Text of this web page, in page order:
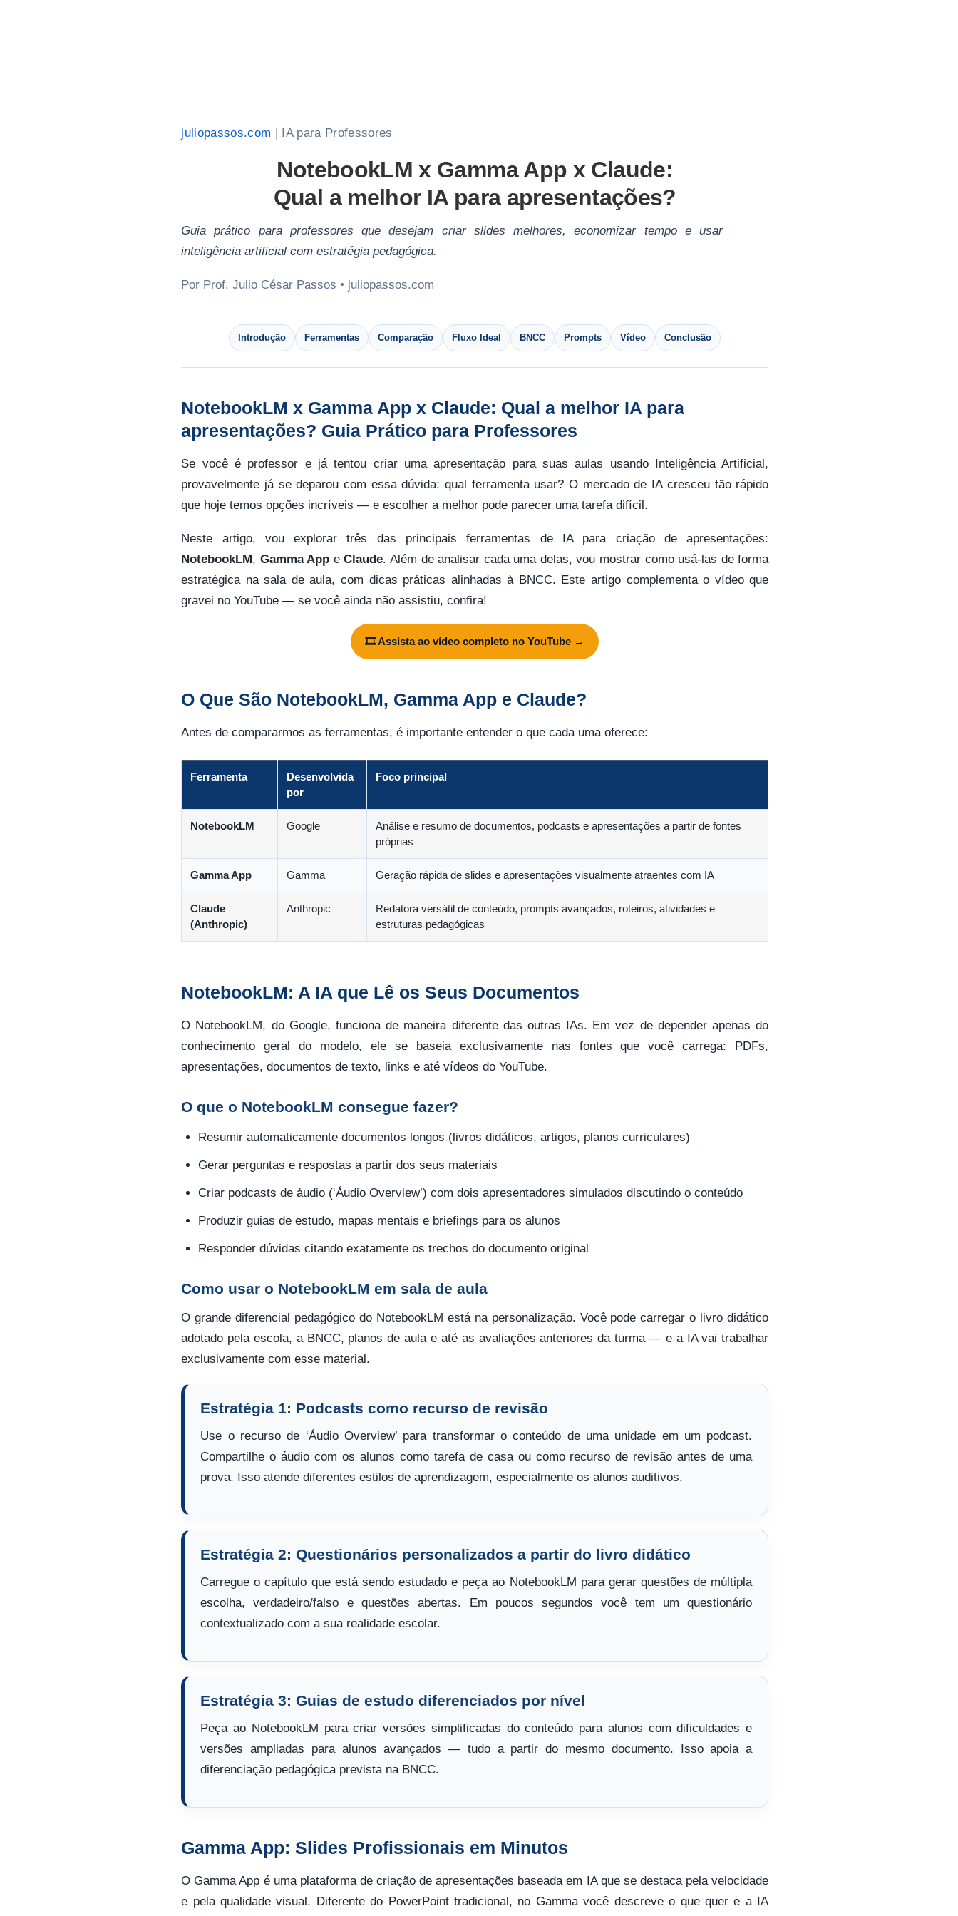
juliopassos.com | IA para Professores
NotebookLM x Gamma App x Claude:
Qual a melhor IA para apresentações?
Guia prático para professores que desejam criar slides melhores, economizar tempo e usar
inteligência artificial com estratégia pedagógica.
Por Prof. Julio César Passos • juliopassos.com
Introdução Ferramentas Comparação Fluxo Ideal BNCC Prompts Vídeo Conclusão
NotebookLM x Gamma App x Claude: Qual a melhor IA para
apresentações? Guia Prático para Professores
Se você é professor e já tentou criar uma apresentação para suas aulas usando Inteligência Artificial,
provavelmente já se deparou com essa dúvida: qual ferramenta usar? O mercado de IA cresceu tão rápido
que hoje temos opções incríveis — e escolher a melhor pode parecer uma tarefa difícil.
Neste artigo, vou explorar três das principais ferramentas de IA para criação de apresentações:
NotebookLM, Gamma App eClaude. Além de analisar cada uma delas, vou mostrar como usá-las de forma
estratégica na sala de aula, com dicas práticas alinhadas à BNCC. Este artigo complementa o vídeo que
gravei no YouTube — se você ainda não assistiu, confira!
🎞️ Assista ao vídeo completo no YouTube →
O Que São NotebookLM, Gamma App e Claude?
Antes de compararmos as ferramentas, é importante entender o que cada uma oferece:
Ferramenta
Desenvolvida
por
Foco principal
NotebookLM Google
Análise e resumo de documentos, podcasts e apresentações a partir de fontes
próprias
Gamma App Gamma Geração rápida de slides e apresentações visualmente atraentes com IA
Claude
(Anthropic)
Anthropic
Redatora versátil de conteúdo, prompts avançados, roteiros, atividades e
estruturas pedagógicas
NotebookLM: A IA que Lê os Seus Documentos
O NotebookLM, do Google, funciona de maneira diferente das outras IAs. Em vez de depender apenas do
conhecimento geral do modelo, ele se baseia exclusivamente nas fontes que você carrega: PDFs,
apresentações, documentos de texto, links e até vídeos do YouTube.
O que o NotebookLM consegue fazer?
Resumir automaticamente documentos longos (livros didáticos, artigos, planos curriculares)
Gerar perguntas e respostas a partir dos seus materiais
Criar podcasts de áudio (‘Áudio Overview’) com dois apresentadores simulados discutindo o conteúdo
Produzir guias de estudo, mapas mentais e briefings para os alunos
Responder dúvidas citando exatamente os trechos do documento original
Como usar o NotebookLM em sala de aula
O grande diferencial pedagógico do NotebookLM está na personalização. Você pode carregar o livro didático
adotado pela escola, a BNCC, planos de aula e até as avaliações anteriores da turma — e a IA vai trabalhar
exclusivamente com esse material.
Estratégia 1: Podcasts como recurso de revisão
Use o recurso de ‘Áudio Overview’ para transformar o conteúdo de uma unidade em um podcast.
Compartilhe o áudio com os alunos como tarefa de casa ou como recurso de revisão antes de uma
prova. Isso atende diferentes estilos de aprendizagem, especialmente os alunos auditivos.
Estratégia 2: Questionários personalizados a partir do livro didático
Carregue o capítulo que está sendo estudado e peça ao NotebookLM para gerar questões de múltipla
escolha, verdadeiro/falso e questões abertas. Em poucos segundos você tem um questionário
contextualizado com a sua realidade escolar.
Estratégia 3: Guias de estudo diferenciados por nível
Peça ao NotebookLM para criar versões simplificadas do conteúdo para alunos com dificuldades e
versões ampliadas para alunos avançados — tudo a partir do mesmo documento. Isso apoia a
diferenciação pedagógica prevista na BNCC.
Gamma App: Slides Profissionais em Minutos
O Gamma App é uma plataforma de criação de apresentações baseada em IA que se destaca pela velocidade
e pela qualidade visual. Diferente do PowerPoint tradicional, no Gamma você descreve o que quer e a IA